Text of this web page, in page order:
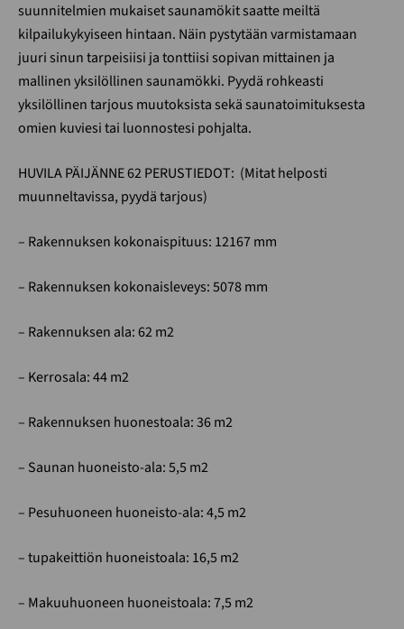
suunnitelmien mukaiset saunamökit saatte meiltä
kilpailukykyiseen hintaan. Näin pystytään varmistamaan
juuri sinun tarpeisiisi ja tonttiisi sopivan mittainen ja
mallinen yksilöllinen saunamökki. Pyydä rohkeasti
yksilöllinen tarjous muutoksista sekä saunatoimituksesta
omien kuviesi tai luonnostesi pohjalta.
HUVILA PÄIJÄNNE 62 PERUSTIEDOT: (Mitat helposti
muunneltavissa, pyydä tarjous)
– Rakennuksen kokonaispituus: 12167 mm
– Rakennuksen kokonaisleveys: 5078 mm
– Rakennuksen ala: 62 m2
– Kerrosala: 44 m2
– Rakennuksen huonestoala: 36 m2
– Saunan huoneisto-ala: 5,5 m2
– Pesuhuoneen huoneisto-ala: 4,5 m2
– tupakeittiön huoneistoala: 16,5 m2
– Makuuhuoneen huoneistoala: 7,5 m2